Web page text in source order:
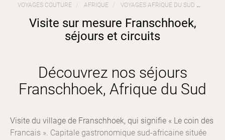
VOYAGES COUTURE AFRIQUE VOYAGES AFRIQUE DU SUD
Visite sur mesure Franschhoek,
séjours et circuits
Découvrez nos séjours
Franschhoek, Afrique du Sud
Visite du village de Franschhoek, qui signifie « Le coin des
Francais ». Capitale gastronomique sud-africaine située